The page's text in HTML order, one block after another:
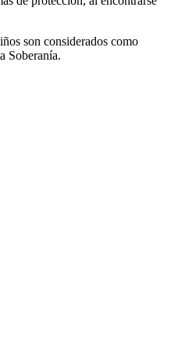
son considerados como
Soberanía.